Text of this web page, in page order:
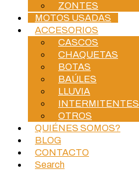
ZONTES
MOTOS USADAS
ACCESORIOS
CASCOS
CHAQUETAS
BOTAS
BAÚLES
LLUVIA
INTERMITENTES
OTROS
QUIÉNES SOMOS?
BLOG
CONTACTO
Search